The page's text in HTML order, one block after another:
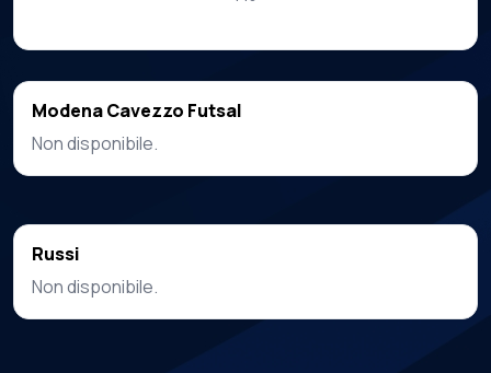
Modena Cavezzo Futsal
Non disponibile.
Russi
Non disponibile.